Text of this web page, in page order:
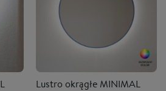
Lustro okrągłe MINIMAL